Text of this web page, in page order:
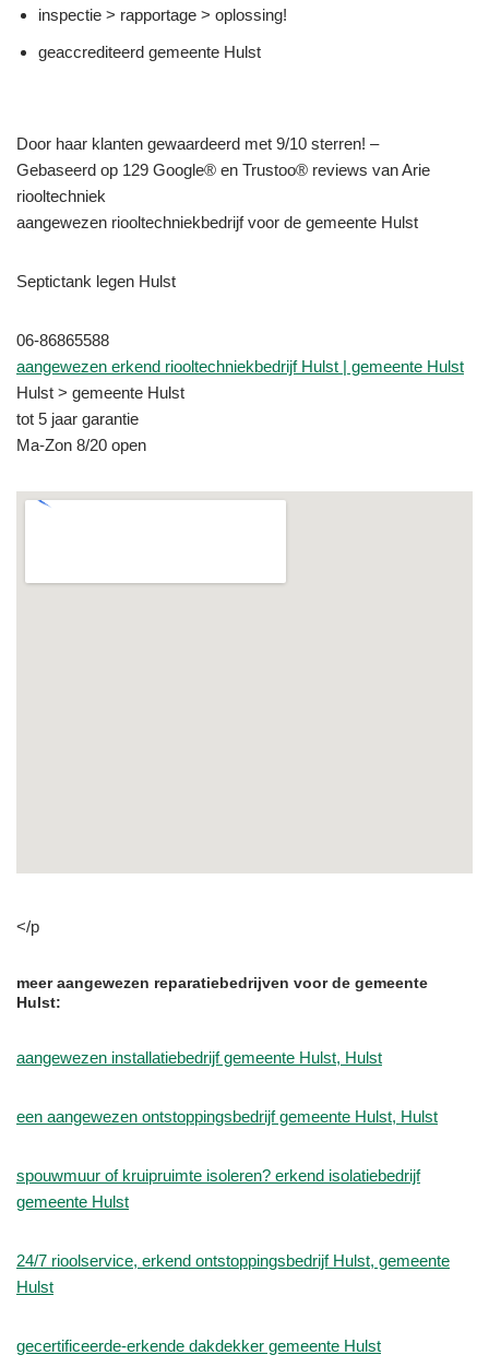
inspectie > rapportage > oplossing!
geaccrediteerd gemeente Hulst
Door haar klanten gewaardeerd met 9/10 sterren! –
Gebaseerd op 129 Google® en Trustoo® reviews van Arie
riooltechniek
aangewezen riooltechniekbedrijf voor de gemeente Hulst
Septictank legen Hulst
06-86865588
aangewezen erkend riooltechniekbedrijf Hulst | gemeente Hulst
Hulst > gemeente Hulst
tot 5 jaar garantie
Ma-Zon 8/20 open
</p
meer aangewezen reparatiebedrijven voor de gemeente
Hulst:
aangewezen installatiebedrijf gemeente Hulst, Hulst
een aangewezen ontstoppingsbedrijf gemeente Hulst, Hulst
spouwmuur of kruipruimte isoleren? erkend isolatiebedrijf
gemeente Hulst
24/7 rioolservice, erkend ontstoppingsbedrijf Hulst, gemeente
Hulst
gecertificeerde-erkende dakdekker gemeente Hulst